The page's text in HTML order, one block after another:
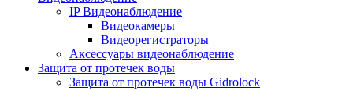
IP Видеонаблюдение
Видеокамеры
Видеорегистраторы
Аксессуары видеонаблюдение
Защита от протечек воды
Защита от протечек воды Gidrolock